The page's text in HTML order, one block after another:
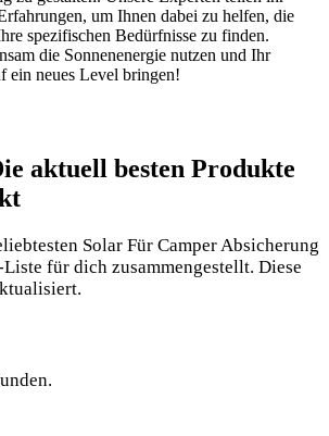
um Ihnen dabei zu helfen, die
spezifischen Bedürfnisse zu finden.
die Sonnenenergie nutzen und Ihr
ein neues Level bringen!
aktuell besten Produkte
Solar Für Camper Absicherung
für dich zusammengestellt. ⁤Diese